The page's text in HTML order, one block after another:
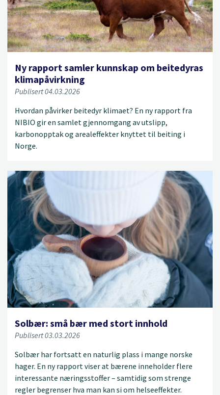
Ny rapport samler kunnskap om beitedyras
klimapåvirkning
Publisert 04.03.2026
Hvordan påvirker beitedyr klimaet? En ny rapport fra
NIBIO gir en samlet gjennomgang av utslipp,
karbonopptak og arealeffekter knyttet til beiting i
Norge.
Solbær: små bær med stort innhold
Publisert 03.03.2026
Solbær har fortsatt en naturlig plass i mange norske
hager. En ny rapport viser at bærene inneholder flere
interessante næringsstoffer – samtidig som strenge
regler begrenser hva man kan si om helseeffekter.